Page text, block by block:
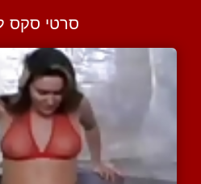
סרטי סקס